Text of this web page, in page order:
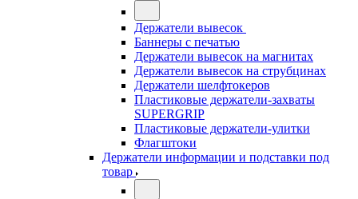
Держатели вывесок
Баннеры с печатью
Держатели вывесок на магнитах
Держатели вывесок на струбцинах
Держатели шелфтокеров
Пластиковые держатели-захваты
SUPERGRIP
Пластиковые держатели-улитки
Флагштоки
Держатели информации и подставки под
товар